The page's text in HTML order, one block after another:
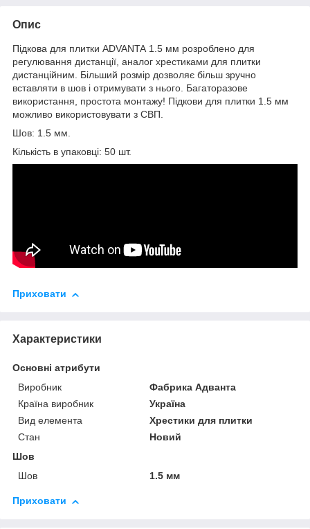
Опис
Підкова для плитки ADVANTA 1.5 мм розроблено для
регулювання дистанції, аналог хрестиками для плитки
дистанційним. Більший розмір дозволяє більш зручно
вставляти в шов і отримувати з нього. Багаторазове
використання, простота монтажу! Підкови для плитки 1.5 мм
можливо використовувати з СВП.
Шов: 1.5 мм.
Кількість в упаковці: 50 шт.
Приховати
Характеристики
Основні атрибути
Виробник
Фабрика Адванта
Країна виробник
Україна
Вид елемента
Хрестики для плитки
Стан
Новий
Шов
Шов
1.5 мм
Приховати